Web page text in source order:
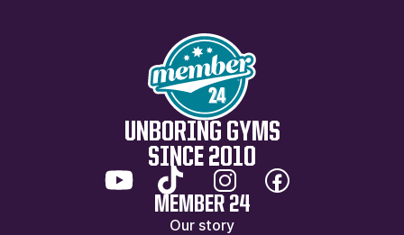
UNBORING GYMS
SINCE 2010
MEMBER 24
Our story